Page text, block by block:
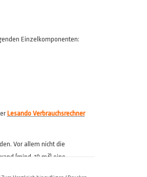
Einzelkomponenten:
Lesando Verbrauchsrechner
Vor allem nicht die
(mind. 10 m²) eine